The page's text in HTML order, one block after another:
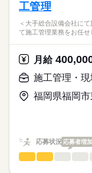
職場の様子
です。社員の方で丁
＜土日祝休み＞家庭
グン！
未経験OK
20代
グ
電気設備工事（ビ
空調管工事（ホテル
業界未経験の方でも
にもなります。
応募資格
パソコンを使用し
業界未経験歓迎
少しでもご興味があ
話だけでも聞いてみ
パソコン簡単操作で
オフィスカジュア
給与 時給
上限月100,000円 ※
期間・時間 長期
工管理
＜大手総合設備会社に
て施工管理業務をお任
月給
施工管理・現
福岡県福岡市
男女の割合施工管理・
応募状況 応募者増